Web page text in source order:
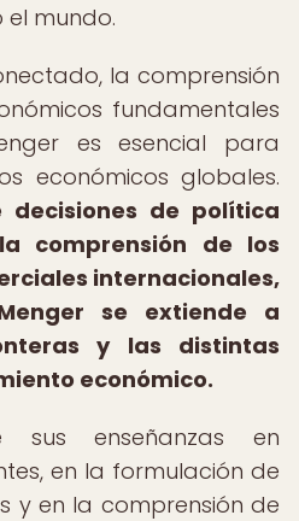
mundo.
la comprensión
fundamentales
es esencial para
económicos globales.
de política
comprensión de los
internacionales,
se extiende a
y las distintas
económico.
sus enseñanzas en
en la formulación de
y en la comprensión de